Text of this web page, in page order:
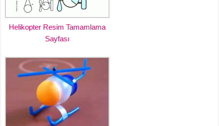
Helikopter Resim Tamamlama
Sayfası